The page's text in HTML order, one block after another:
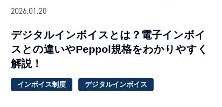
2026.01.20
デジタルインボイスとは？電子インボイ
スとの違いやPeppol規格をわかりやすく
解説！
インボイス制度 デジタルインボイス